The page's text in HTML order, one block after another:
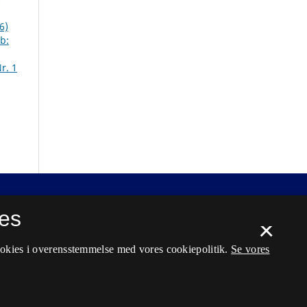
1
×
i overensstemmelse med vores cookiepolitik. Se vores